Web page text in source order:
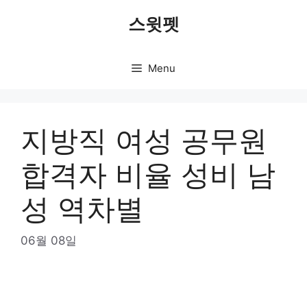
스윗펫
Menu
지방직 여성 공무원
합격자 비율 성비 남
성 역차별
06월 08일